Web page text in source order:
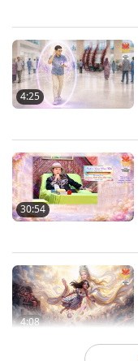
0:43
1:05
0:55
4:25
30:54
4:08